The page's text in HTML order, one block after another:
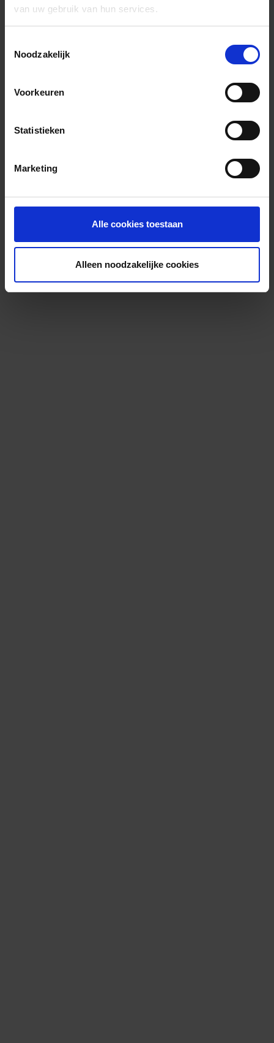
van uw gebruik van hun services.
Noodzakelijk
Voorkeuren
Statistieken
Marketing
Alle cookies toestaan
Alleen noodzakelijke cookies